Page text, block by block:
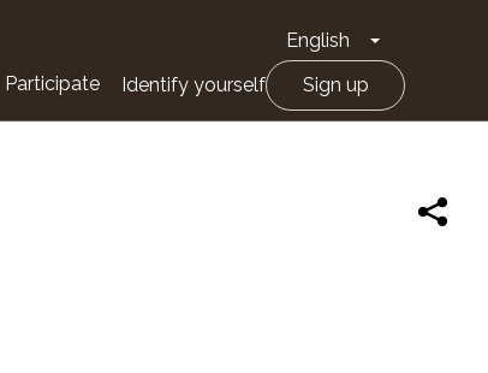
English Toggle
Participate Identify yourself Sign up